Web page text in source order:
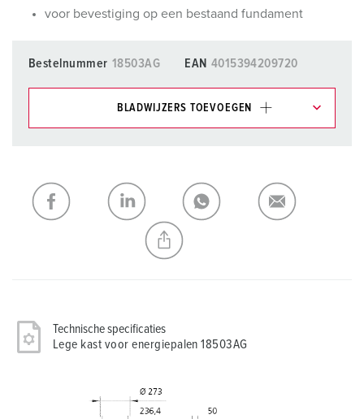
voor bevestiging op een bestaand fundament
Bestelnummer 18503AG EAN 4015394209720
BLADWIJZERS TOEVOEGEN
Mijn lijst TOEVOEGEN
NIEUW LIJST MAKEN
Technische specificaties
Lege kast voor energiepalen 18503AG